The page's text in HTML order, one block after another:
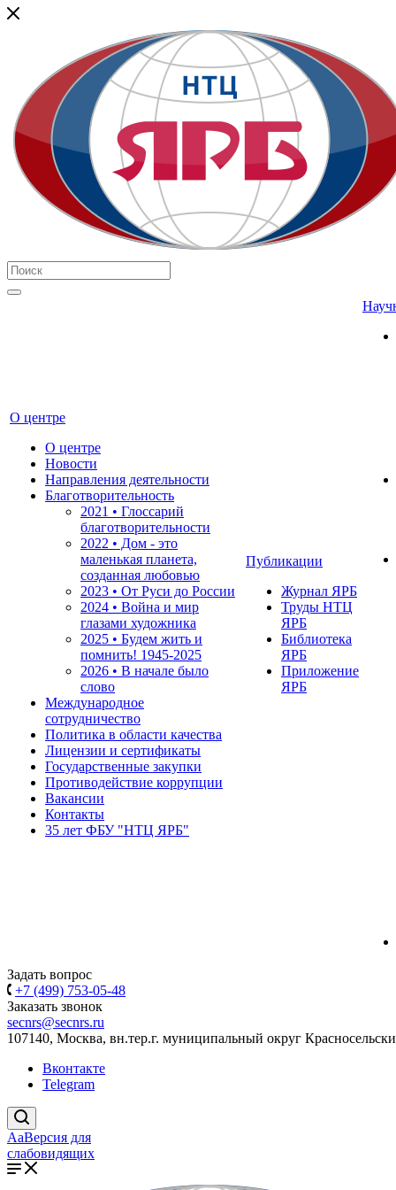
О центре
О центре
Новости
Направления деятельности
Благотворительность
2021 • Глоссарий
благотворительности
2022 • Дом - это
маленькая планета,
созданная любовью
2023 • От Руси до России
2024 • Война и мир
глазами художника
2025 • Будем жить и
помнить! 1945-2025
2026 • В начале было
слово
Международное
сотрудничество
Политика в области качества
Лицензии и сертификаты
Государственные закупки
Противодействие коррупции
Вакансии
Контакты
35 лет ФБУ "НТЦ ЯРБ"
Публикации
Журнал ЯРБ
Труды НТЦ
ЯРБ
Библиотека
ЯРБ
Приложение
ЯРБ
Задать вопрос
+7 (499) 753-05-48
Заказать звонок
secnrs@secnrs.ru
107140, Москва, вн.тер.г. муниципальный округ
Вконтакте
Telegram
AaВерсия для
слабовидящих